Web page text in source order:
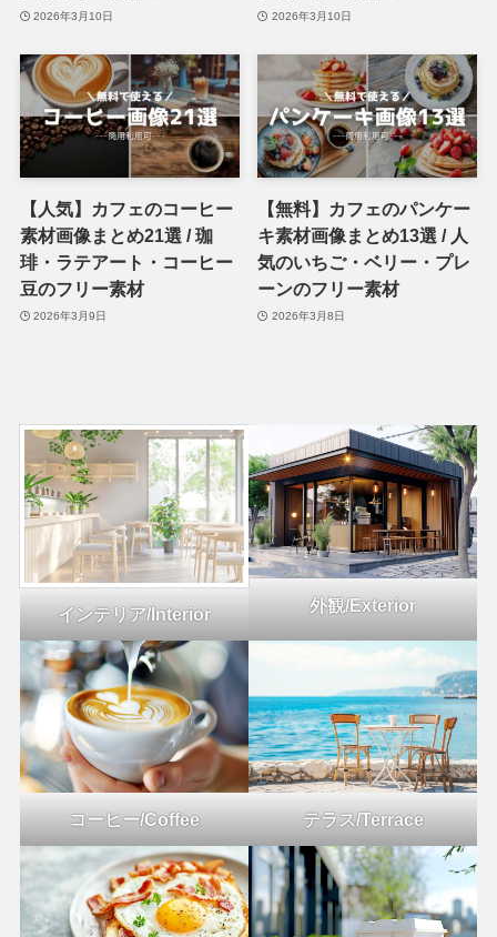
2026年3月10日 2026年3月10日
【人気】カフェのコーヒー
素材画像まとめ21選 / 珈
琲・ラテアート・コーヒー
豆のフリー素材
2026年3月9日
【無料】カフェのパンケー
キ素材画像まとめ13選 / 人
気のいちご・ベリー・プレ
ーンのフリー素材
2026年3月8日
インテリア/Interior 外観/Exterior
コーヒー/Coffee テラス/Terrace